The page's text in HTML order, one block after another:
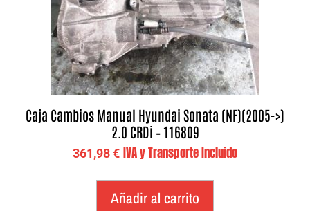
Caja Cambios Manual Hyundai Sonata (NF)(2005->)
2.0 CRDi – 116809
361,98€ IVA y Transporte Incluido
Añadir al carrito